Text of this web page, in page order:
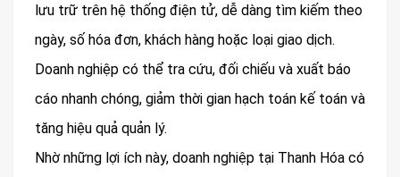
lưu trữ trên hệ thống điện tử, dễ dàng tìm kiếm theo
ngày, số hóa đơn, khách hàng hoặc loại giao dịch.
Doanh nghiệp có thể tra cứu, đối chiếu và xuất báo
cáo nhanh chóng, giảm thời gian hạch toán kế toán và
tăng hiệu quả quản lý.
Nhờ những lợi ích này, doanh nghiệp tại Thanh Hóa có